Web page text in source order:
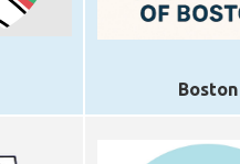
Boston